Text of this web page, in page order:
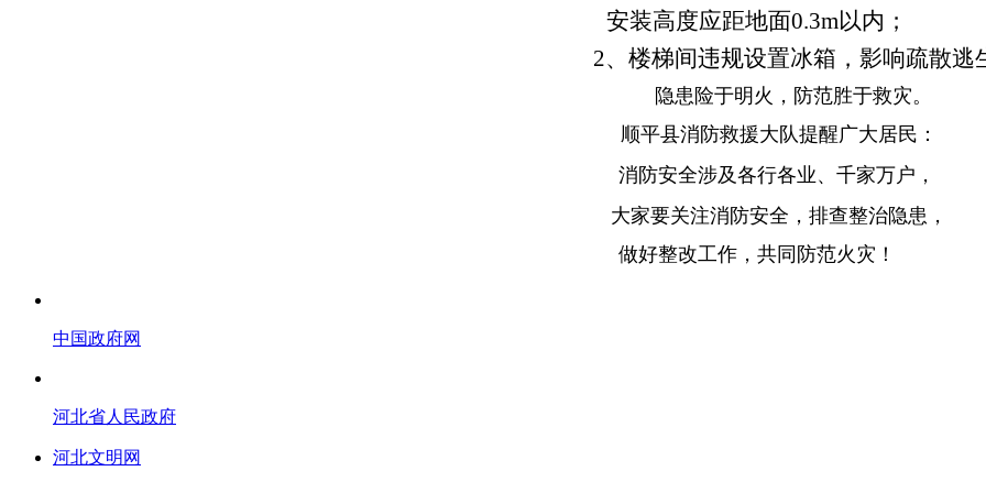
安装高度应距地面0.3m以内；
2、 楼梯间违规设置冰箱，影响疏散逃
隐患险于明火，防范胜于救灾。
顺平县消防救援大队提醒广大居民：
消防安全涉及各行各业、千家万户，
大家要关注消防安全，排查整治隐患，
做好整改工作，共同防范火灾！
中国政府网
河北省人民政府
河北文明网